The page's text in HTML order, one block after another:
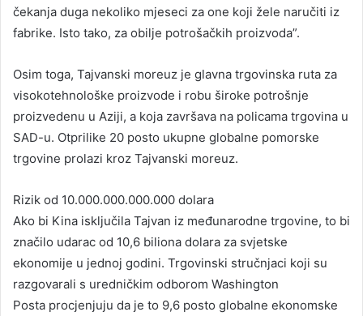
čekanja duga nekoliko mjeseci za one koji žele naručiti iz
fabrike. Isto tako, za obilje potrošačkih proizvoda”.
Osim toga, Tajvanski moreuz je glavna trgovinska ruta za
visokotehnološke proizvode i robu široke potrošnje
proizvedenu u Aziji, a koja završava na policama trgovina u
SAD-u. Otprilike 20 posto ukupne globalne pomorske
trgovine prolazi kroz Tajvanski moreuz.
Rizik od 10.000.000.000.000 dolara
Ako bi Kina isključila Tajvan iz međunarodne trgovine, to bi
značilo udarac od 10,6 biliona dolara za svjetske
ekonomije u jednoj godini. Trgovinski stručnjaci koji su
razgovarali s uredničkim odborom Washington
Posta procjenjuju da je to 9,6 posto globalne ekonomske